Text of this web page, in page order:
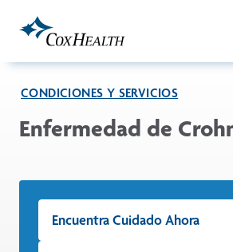
CONDICIONES Y SERVICIOS
Enfermedad de
Encuentra Cuidado Ahora